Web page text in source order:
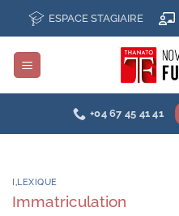
Passer
contenu
ESPACE STAGIAIRE
+04 67 45 41 41
I,LEXIQUE
Immatriculation